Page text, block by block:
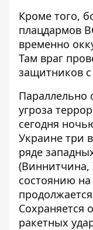
Кроме того,
плацдармов
временно
Там враг
защитников
Параллельно
угроза
сегодня
Украине три
ряде
(Виннитчина,
состоянию
Сохраняется
ракетных